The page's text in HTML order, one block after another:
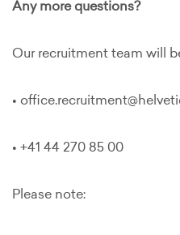
Any more questions?
Our recruitment team will
•
• +41 44 270 85 00
Please note: